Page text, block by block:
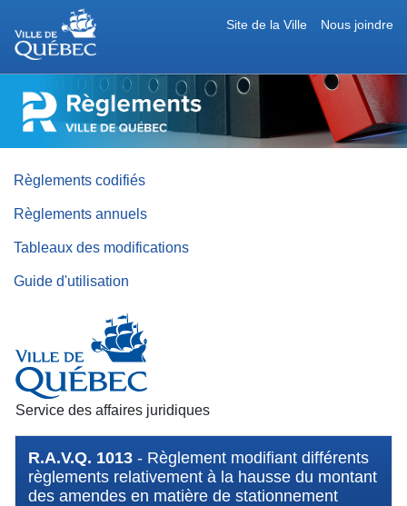
Nous joindre
Site de la Ville
RÈGLEMENTS
DE
QUÉBEC
Règlements codifiés
Règlements annuels
Tableaux des modifications
Guide d'utilisation
Service des affaires juridiques
R.A.V.Q. 1013 - Règlement modifiant différents
règlements relativement à la hausse du montant
des amendes en matière de stationnement